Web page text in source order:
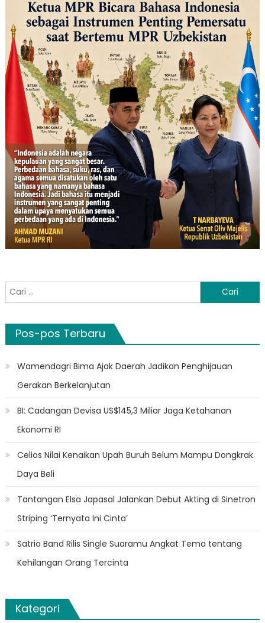
Cari
untuk:
Pos-pos Terbaru
Wamendagri Bima Ajak Daerah Jadikan Penghijauan
Gerakan Berkelanjutan
BI: Cadangan Devisa US$145,3 Miliar Jaga Ketahanan
Ekonomi RI
Celios Nilai Kenaikan Upah Buruh Belum Mampu Dongkrak
Daya Beli
Tantangan Elsa Japasal Jalankan Debut Akting di Sinetron
Striping ‘Ternyata Ini Cinta’
Satrio Band Rilis Single Suaramu Angkat Tema tentang
Kehilangan Orang Tercinta
Kategori